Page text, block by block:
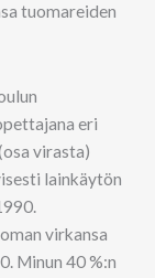
tuomareiden
eri
virasta)
lainkäytön
virkansa
Minun 40 %:n